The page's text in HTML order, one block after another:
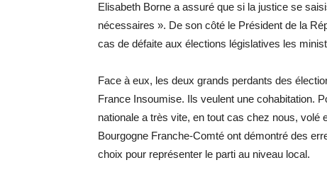
Elisabeth Borne a assuré que si la justice se
nécessaires ». De son côté le Président de la
cas de défaite aux élections législatives les
Face à eux, les deux grands perdants des
France Insoumise. Ils veulent une cohabitation.
nationale a très vite, en tout cas chez nous,
Bourgogne Franche-Comté ont démontré des
choix pour représenter le parti au niveau local.